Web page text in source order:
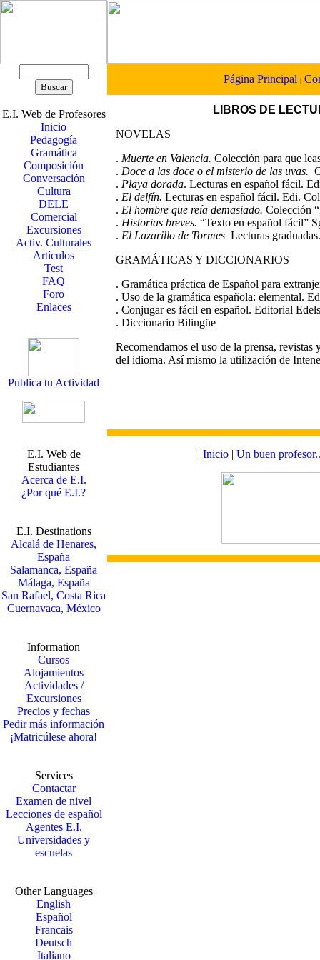
Página Principal |
E.I. Web de Profesores
Inicio
Pedagogía
Gramática
Composición
Conversación
Cultura
DELE
Comercial
Excursiones
Activ. Culturales
Artículos
Test
FAQ
Foro
Enlaces
Publica tu Actividad
E.I. Web de
Estudiantes
Acerca de E.I.
¿Por qué E.I.?
E.I. Destinations
Alcalá de Henares,
España
Salamanca, España
Málaga, España
San Rafael, Costa Rica
Cuernavaca, México
Information
Cursos
Alojamientos
Actividades /
Excursiones
Precios y fechas
Pedir más información
¡Matricúlese ahora!
Services
Contactar
Examen de nivel
Lecciones de español
Agentes E.I.
Universidades y
escuelas
Other Languages
English
Español
Francais
Deutsch
Italiano
LIBROS DE
NOVELAS
. Muerte en Valencia. Colección para que
. Doce a las doce o el misterio de las uvas.
. Playa dorada. Lecturas en español fácil.
. El delfín. Lecturas en español fácil. Edi.
. El hombre que reía demasiado. Colección
. Historias breves. “Texto en español fácil”
. El Lazarillo de Tormes Lecturas
GRAMÁTICAS Y DICCIONARIOS
. Gramática práctica de Español para
. Uso de la gramática española: elemental.
. Conjugar es fácil en español. Editorial
. Diccionario Bilingüe
Recomendamos el uso de la prensa,
del idioma. Así mismo la utilización de
| Inicio | Un buen